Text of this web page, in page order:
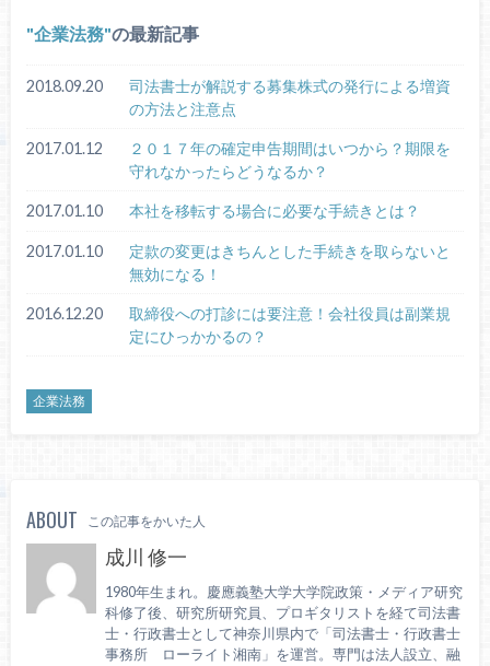
企業法務 の最新記事
2018.09.20
司法書士が解説する募集株式の発行による増資
の方法と注意点
2017.01.12
２０１７年の確定申告期間はいつから？期限を
守れなかったらどうなるか？
2017.01.10 本社を移転する場合に必要な手続きとは？
2017.01.10
定款の変更はきちんとした手続きを取らないと
無効になる！
2016.12.20
取締役への打診には要注意！会社役員は副業規
定にひっかかるの？
企業法務
ABOUT この記事をかいた人
成川 修一
1980年生まれ。慶應義塾大学大学院政策・メディア研究
科修了後、研究所研究員、プロギタリストを経て司法書
士・行政書士として神奈川県内で「司法書士・行政書士
事務所 ローライト湘南」を運営。専門は法人設立、融